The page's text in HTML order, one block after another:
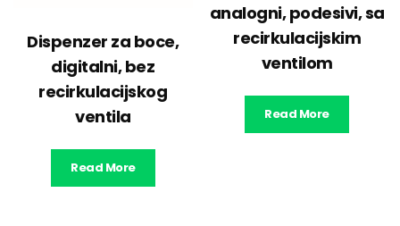
Dispenzer za boce,
digitalni, bez
recirkulacijskog
ventila
Read More
analogni, podesivi, sa
recirkulacijskim
ventilom
Read More